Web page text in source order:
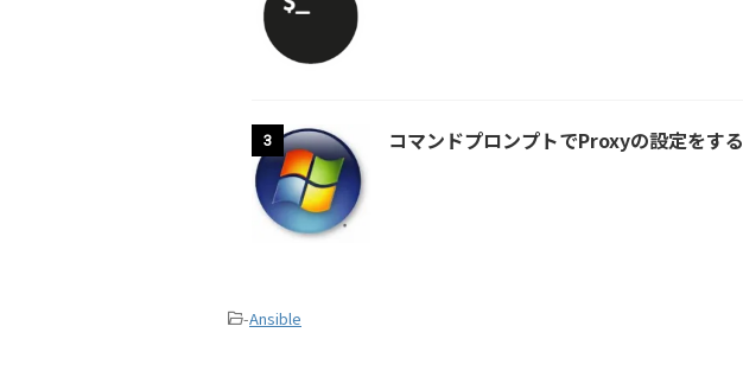
3 コマンドプロンプトでProxyの設定をする
-Ansible